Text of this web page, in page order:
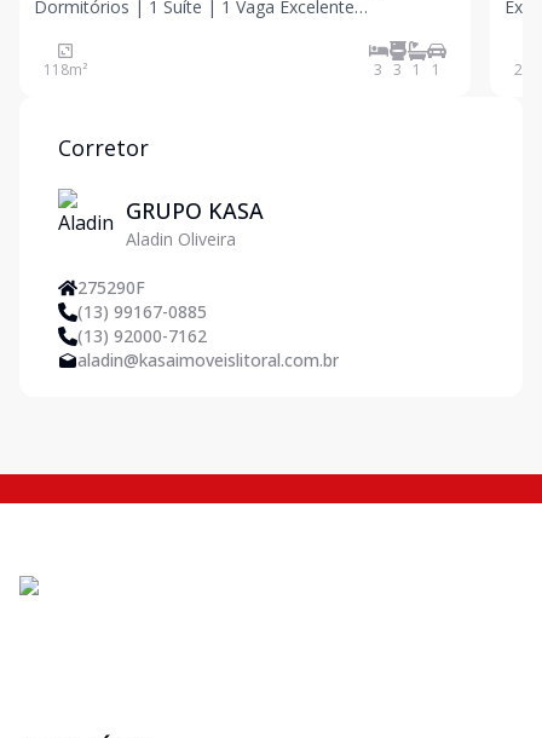
Dormitórios | 1 Suíte | 1 Vaga Excelente
valorizadas de Santos! Este apartamento oferece
ambientes amplos, ótima distribuição dos cômodos
118m² 3 3 1 1 230
Corretor
GRUPO KASA
Aladin Oliveira
275290F
(13) 99167-0885
(13) 92000-7162
aladin@kasaimoveislitoral.com.br